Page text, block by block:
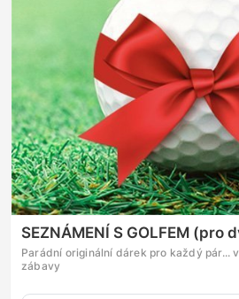
SEZNÁMENÍ S GOLFEM (pro
Parádní originální dárek pro každý pár...
zábavy